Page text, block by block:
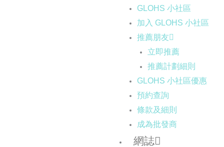
GLOHS 小社區
加入 GLOHS 小社區
推薦朋友
立即推薦
推薦計劃細則
GLOHS 小社區優惠
預約查詢
條款及細則
成為批發商
網誌